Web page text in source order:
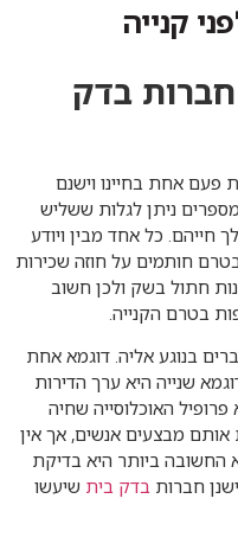
קנייה
בדק
פעם אחת בחיינו וישנם
ניתן לגלות ששליש
4 דירות במהלך חייהם. כל אחד מבין ויודע
חותמים על חוזה שכירות
חתול בשק ולכן חשוב
בטרם הקנייה.
בנוגע אליה. דוגמא אחת
שנייה היא ערך הדירות
האוכלוסייה שחיה
אותם מבצעים אנשים, אך אין
ביותר היא בדיקת
חברות בדק בית שיעשו